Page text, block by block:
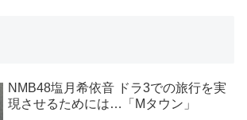
NMB48塩月希依音 ドラ3での旅行を実
現させるためには…「Mタウン」